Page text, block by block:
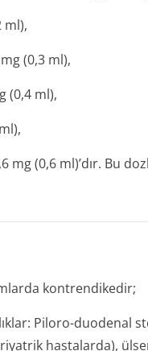
ml),
(0,3 ml),
(0,4 ml),
mg (0,6 ml)’dır. Bu
kontrendikedir;
Piloro-duodenal
hastalarda),